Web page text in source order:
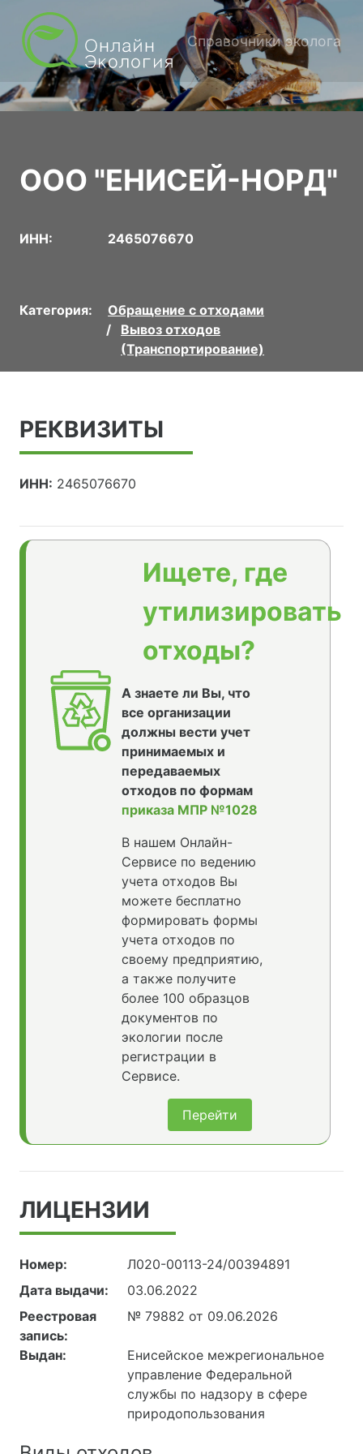
Справочники эколога
ООО "ЕНИСЕЙ-НОРД"
ИНН: 2465076670
Категория:
Обращение с отходами
Вывоз отходов
(Транспортирование)
РЕКВИЗИТЫ
ИНН: 2465076670
Ищете, где
утилизировать
отходы?
А знаете ли Вы, что
все организации
должны вести учет
принимаемых и
передаваемых
отходов по формам
приказа МПР №1028
В нашем Онлайн-
Сервисе по ведению
учета отходов Вы
можете бесплатно
формировать формы
учета отходов по
своему предприятию,
а также получите
более 100 образцов
документов по
экологии после
регистрации в
Сервисе.
Перейти
ЛИЦЕНЗИИ
Номер:
Л020-00113-24/00394891
Дата выдачи:
03.06.2022
Реестровая
запись:
№ 79882 от 09.06.2026
Выдан:
Енисейское межрегиональное
управление Федеральной
службы по надзору в сфере
природопользования